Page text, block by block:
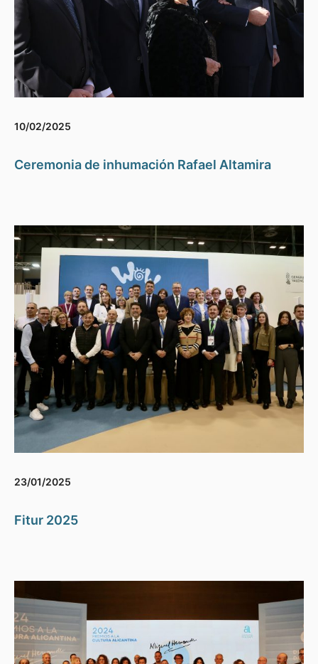
10/02/2025
Ceremonia de inhumación Rafael Altamira
23/01/2025
Fitur 2025